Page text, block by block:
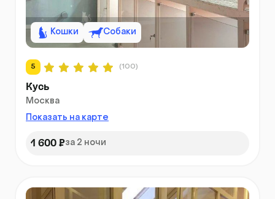
Кошки Собаки
5 (100)
Кусь
Москва
Показать на карте
1 600 ₽за 2 ночи